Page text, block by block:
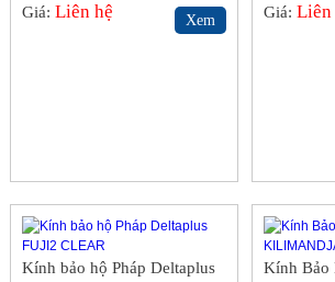
Giá:Liên hệ Xem Giá:Liên
Kính bảo hộ Pháp Deltaplus
Kính Bảo